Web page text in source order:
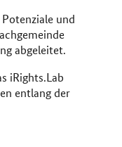
und
abgeleitet.
iRights.Lab
entlang der